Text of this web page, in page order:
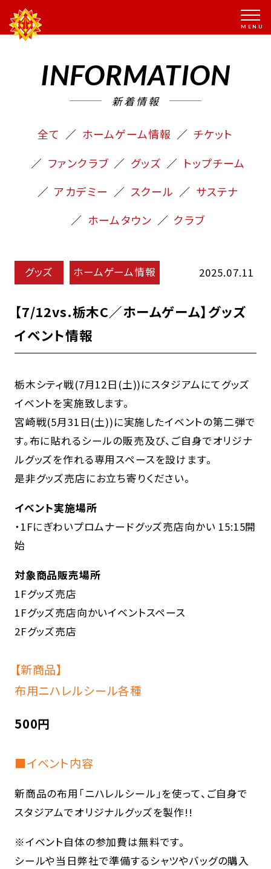
INFORMATION
新着情報
全て ホームゲーム情報
チケット
ファンクラブ
グッズ
トップチーム
アカデミー
スクール
サステナ
ホームタウン
クラブ
グッズ ホームゲーム情報 2025.07.11
【7/12vs.栃木C／ホームゲーム】グッズ
イベント情報
栃木シティ戦(7月12日(土))にスタジアムにてグッズ
イベントを実施致します。
宮崎戦(5月31日(土))に実施したイベントの第二弾で
す。布に貼れるシールの販売及び、ご自身でオリジナ
ルグッズを作れる専用スペースを設けます。
是非グッズ売店にお立ち寄りください。
イベント実施場所
・1Fにぎわいプロムナードグッズ売店向かい 15:15開
始
対象商品販売場所
1Fグッズ売店
1Fグッズ売店向かいイベントスペース
2Fグッズ売店
【新商品】
布用ニハレルシール各種
500円
■イベント内容
新商品の布用「ニハレルシール」を使って、ご自身で
スタジアムでオリジナルグッズを製作!!
※イベント自体の参加費は無料です。
シールや当日弊社で準備するシャツやバッグの購入